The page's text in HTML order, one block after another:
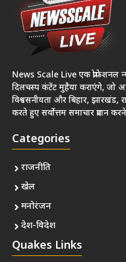
News Scale Live एक
दिलचस्प कंटेंट मुहैया कराएंगे,
विश्वसनीयता और बिहार, झारखंड,
करते हुए सर्वोत्तम समाचार प्रदान
Categories
राजनीति
खेल
मनोरंजन
देश-विदेश
Quakes Links